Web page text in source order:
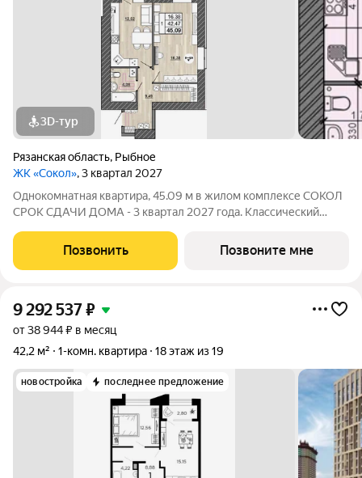
3D-тур
Рязанская область, Рыбное
ЖК «Сокол», 3 квартал 2027
Однокомнатная квартира, 45.09 м в жилом комплексе СОКОЛ
СРОК СДАЧИ ДОМА - 3 квартал 2027 года. Классический
характером. Большая комната с окнами на две стороны с
возможностью зонирования
Позвонить Позвоните мне
9 292 537₽
от 38 944 ₽ в месяц
42,2 м²
1-комн. квартира 18 этаж из 19
новостройка последнее предложение